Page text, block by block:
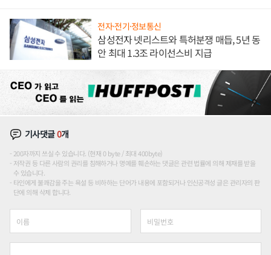
전자·전기·정보통신
삼성전자 넷리스트와 특허분쟁 매듭, 5년 동
안 최대 1.3조 라이선스비 지급
기사댓글0개
200자까지 쓰실 수 있습니다. (현재 0 byte / 최대 400byte)
저작권 등 다른 사람의 권리를 침해하거나 명예를 훼손하는 댓글은 관련 법률에 의해 제재를 받을
수 있습니다.
타인에게 불쾌감을 주는 욕설 등 비하하는 단어가 내용에 포함되거나 인신공격성 글은 관리자의 판
단에 의해 삭제 합니다.